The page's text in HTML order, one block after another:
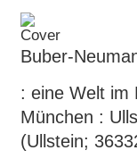
Buber-
: eine Welt im
München :
(Ullstein;